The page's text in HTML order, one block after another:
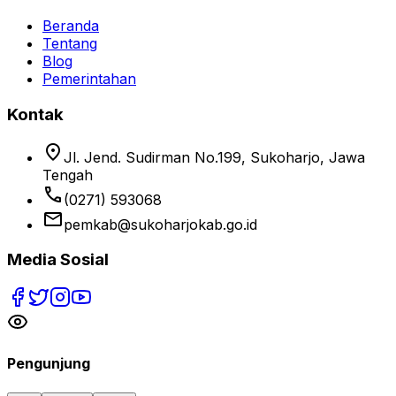
Beranda
Tentang
Blog
Pemerintahan
Kontak
location_on Jl. Jend. Sudirman No.199, Sukoharjo, Jawa
Tengah
phone (0271) 593068
emailpemkab@sukoharjokab.go.id
Media Sosial
Pengunjung